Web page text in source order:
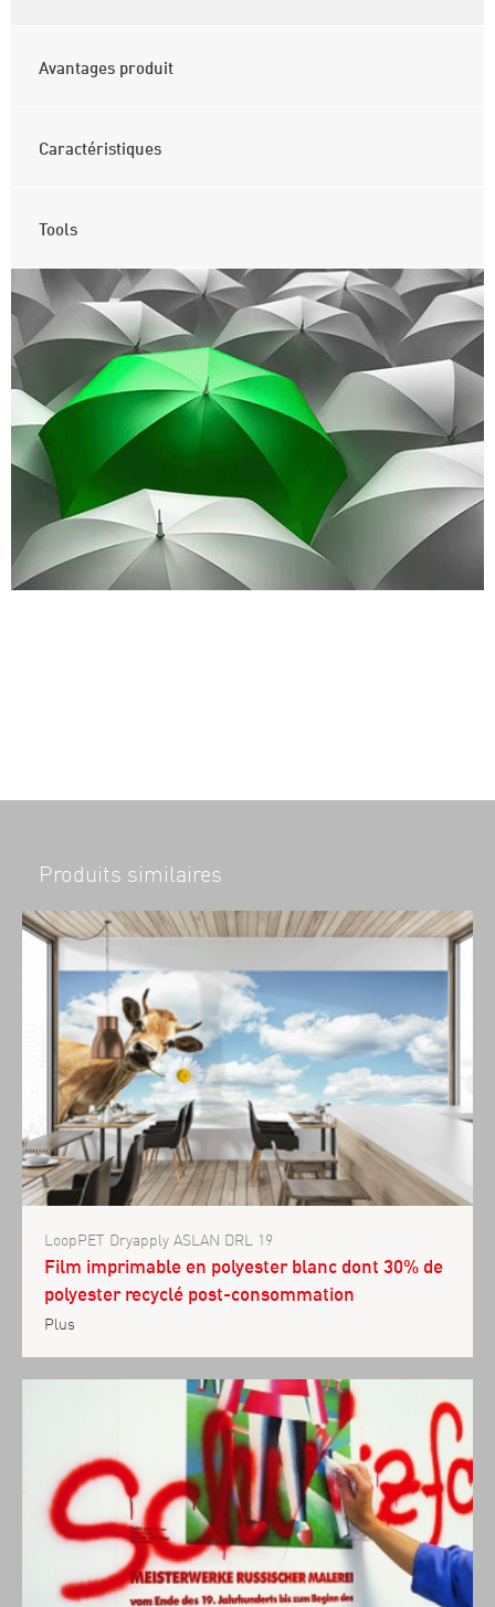
Avantages produit
Caractéristiques
Tools
Produits similaires
LoopPET Dryapply ASLAN DRL 19
Film imprimable en polyester blanc dont 30% de
polyester recyclé post-consommation
Plus